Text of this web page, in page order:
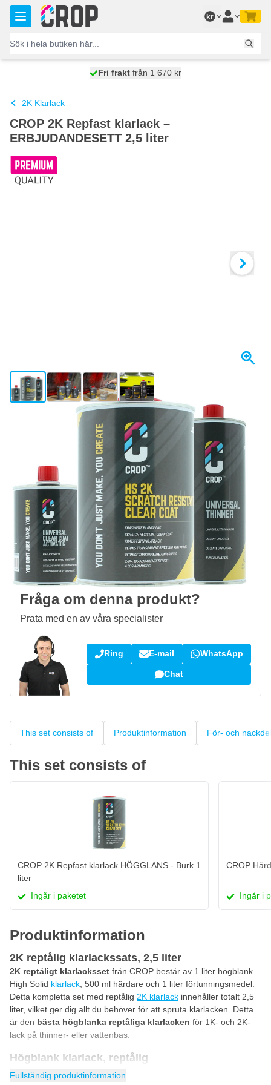
Hoppa till innehållet
kr
skickas idag
Fri frakt från 1 670 kr
100 dagars
2K Klarlack
CROP 2K Repfast klarlack –
ERBJUDANDESETT 2,5 liter
View larger imageView larger imageView larger imageView larger image
804, Inkl. moms
Antal
Lägg till i kundvagn
Beställ före 23:59,skickas idag
Fri fraktfrån 1 670 kr
100 dagarsretur- och bytesrätt
Kundrecensioner:4,58/5 (7 096 recensioner)
Fråga om denna produkt?
Prata med en av våra specialister
Ring E-mail WhatsApp
Chat
This set consists of Produktinformation För- och
This set consists of
CROP 2K Repfast klarlack HÖGGLANS - Burk 1
liter
Ingår i paketet
CROP
Ingår i
Produktinformation
2K reptålig klarlackssats, 2,5 liter
2K reptåligt klarlacksset från CROP består av 1 liter högblank
High Solid klarlack, 500 ml härdare och 1 liter förtunningsmedel.
Detta kompletta set med reptålig 2K klarlack innehåller totalt 2,5
liter, vilket ger dig allt du behöver för att spruta klarlacken. Detta
är den bästa högblanka reptåliga klarlacken för 1K- och 2K-
lack på thinner- eller vattenbas.
Högblank klarlack, reptålig
Eftersom denna högblanka klarlack
Fullständig produktinformation